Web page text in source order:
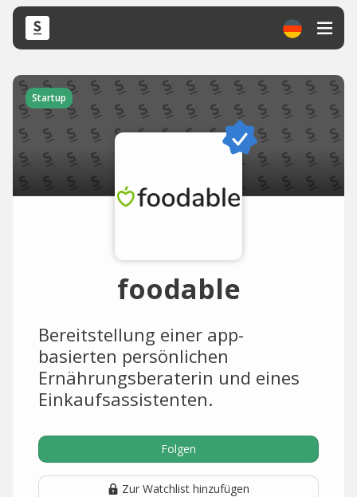
Startup
foodable
Bereitstellung einer app-
basierten persönlichen
Ernährungsberaterin und eines
Einkaufsassistenten.
Folgen
Zur Watchlist hinzufügen